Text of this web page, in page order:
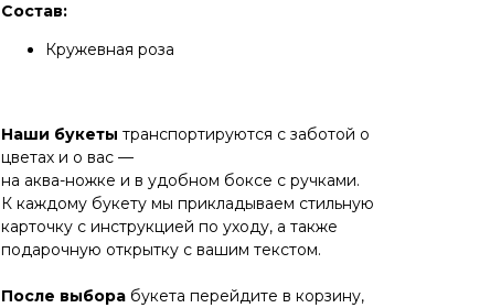
Состав:
Кружевная роза
Наши букеты транспортируются с заботой о
цветах и о вас —
на аква-ножке и в удобном боксе с ручками.
К каждому букету мы прикладываем стильную
карточку с инструкцией по уходу, а также
подарочную открытку с вашим текстом.
После выбора букета перейдите в корзину,